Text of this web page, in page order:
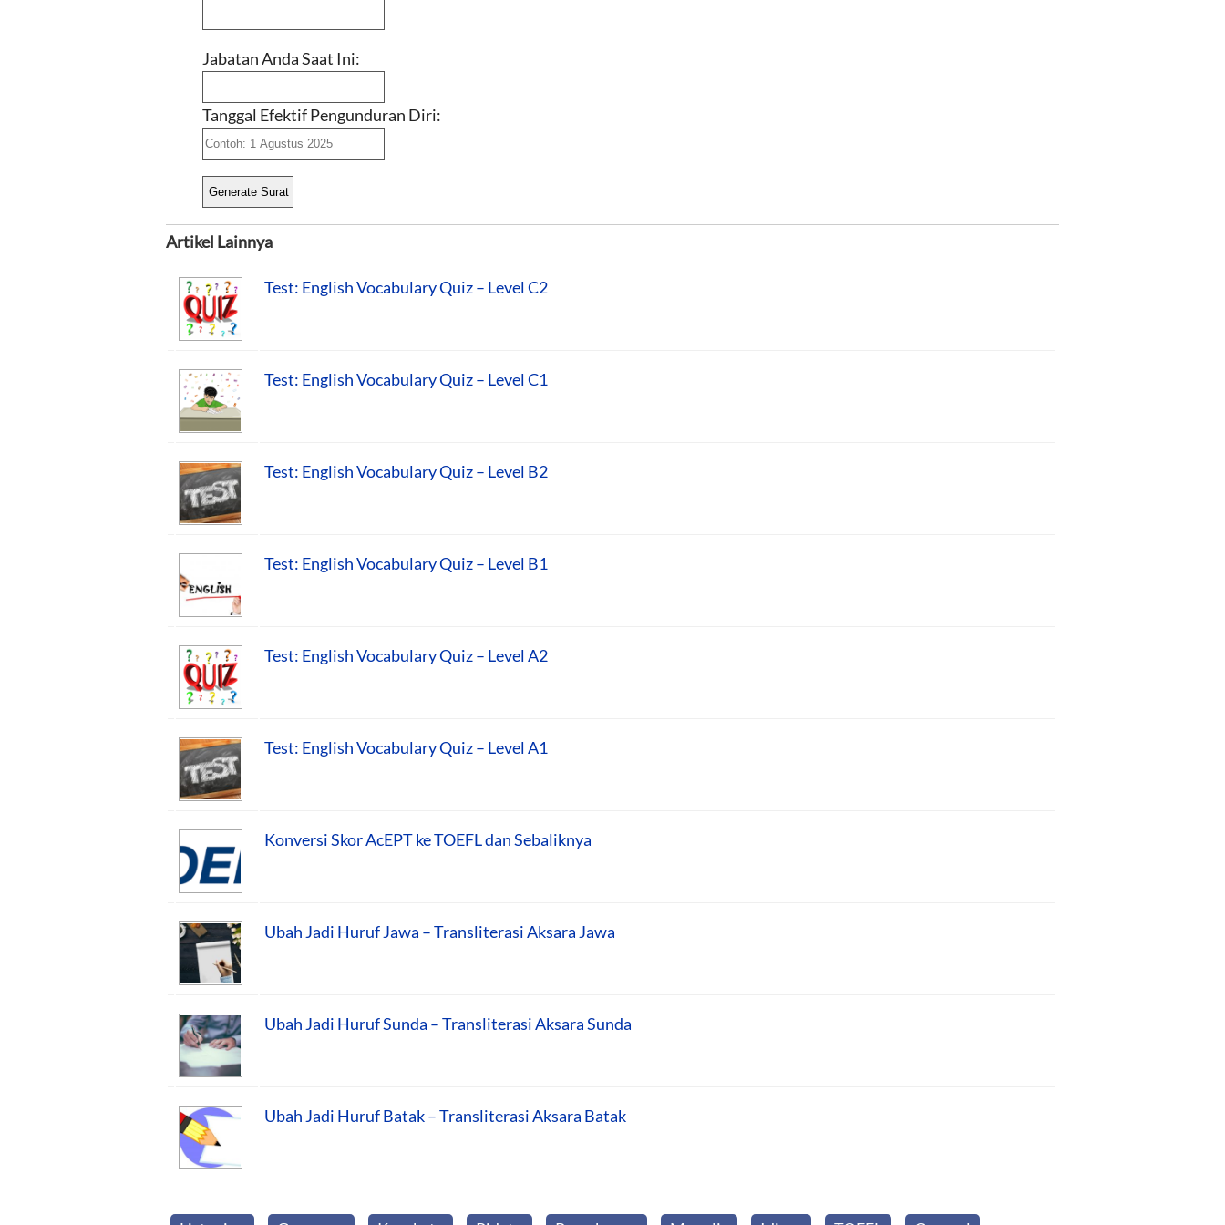
Jabatan Anda Saat Ini:
Tanggal Efektif Pengunduran Diri:
Artikel Lainnya
Test: English Vocabulary Quiz – Level C2
Test: English Vocabulary Quiz – Level C1
Test: English Vocabulary Quiz – Level B2
Test: English Vocabulary Quiz – Level B1
Test: English Vocabulary Quiz – Level A2
Test: English Vocabulary Quiz – Level A1
Konversi Skor AcEPT ke TOEFL dan Sebaliknya
Ubah Jadi Huruf Jawa – Transliterasi Aksara Jawa
Ubah Jadi Huruf Sunda – Transliterasi Aksara Sunda
Ubah Jadi Huruf Batak – Transliterasi Aksara Batak